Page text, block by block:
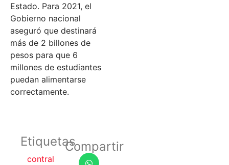
Estado. Para 2021, el
Gobierno nacional
aseguró que destinará
más de 2 billones de
pesos para que 6
millones de estudiantes
puedan alimentarse
correctamente.
Etiquetas
contral
Compartir